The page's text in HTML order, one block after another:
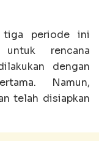
tiga periode ini
untuk rencana
dengan
Namun,
telah disiapkan